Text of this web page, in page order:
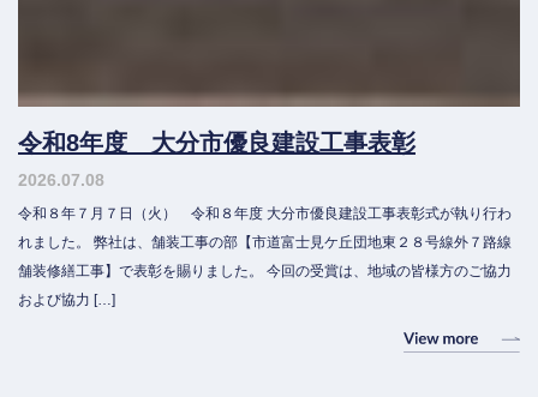
令和8年度 大分市優良建設工事表彰
2026.07.08
令和８年７月７日（火） 令和８年度 大分市優良建設工事表彰式が執り行わ
れました。 弊社は、舗装工事の部【市道富士見ケ丘団地東２８号線外７路線
舗装修繕工事】で表彰を賜りました。 今回の受賞は、地域の皆様方のご協力
および協力 […]